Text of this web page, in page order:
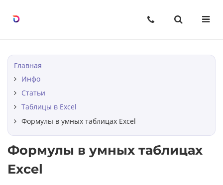
Excel с уверенностью, шаг за
Мини-курсы по Excel
О компании
Вопрос-ответ
Строки в Excel
Столбцы в Excel
Ячейки в Excel
Таблицы в Excel
BI-инструменты: от данных к
решению
Главная
Инфо
Статьи
Таблицы в Excel
Формулы в умных таблицах Excel
Формулы в умных таблицах
Excel